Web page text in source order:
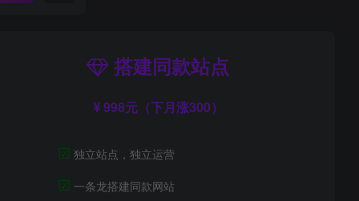
搭建同款站点
998元（下月涨300）
☑ 独立站点，独立运营
☑ 一条龙搭建同款网站